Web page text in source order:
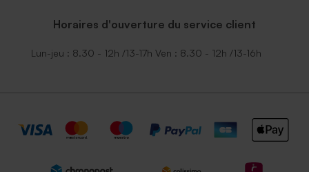
Horaires d'ouverture du service client
Lun-jeu : 8.30 - 12h /13-17h Ven : 8.30 - 12h /13-16h